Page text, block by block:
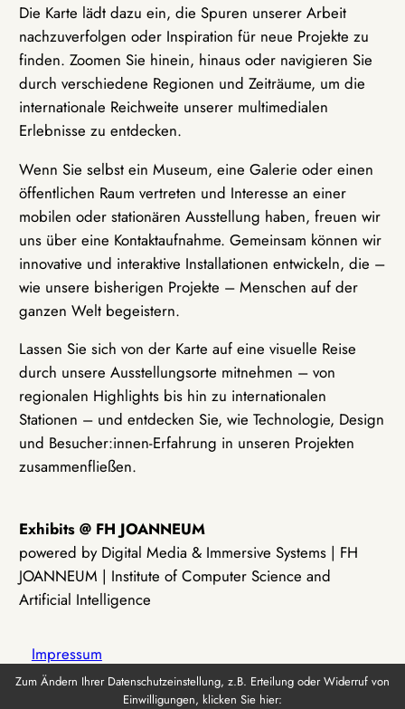
Die Karte lädt dazu ein, die Spuren unserer Arbeit
nachzuverfolgen oder Inspiration für neue Projekte zu
finden. Zoomen Sie hinein, hinaus oder navigieren Sie
durch verschiedene Regionen und Zeiträume, um die
internationale Reichweite unserer multimedialen
Erlebnisse zu entdecken.
Wenn Sie selbst ein Museum, eine Galerie oder einen
öffentlichen Raum vertreten und Interesse an einer
mobilen oder stationären Ausstellung haben, freuen wir
uns über eine Kontaktaufnahme. Gemeinsam können wir
innovative und interaktive Installationen entwickeln, die –
wie unsere bisherigen Projekte – Menschen auf der
ganzen Welt begeistern.
Lassen Sie sich von der Karte auf eine visuelle Reise
durch unsere Ausstellungsorte mitnehmen – von
regionalen Highlights bis hin zu internationalen
Stationen – und entdecken Sie, wie Technologie, Design
und Besucher:innen-Erfahrung in unseren Projekten
zusammenfließen.
Exhibits @ FH JOANNEUM
powered by Digital Media & Immersive Systems | FH
JOANNEUM | Institute of Computer Science and
Artificial Intelligence
Impressum
Zum Ändern Ihrer Datenschutzeinstellung, z.B. Erteilung oder Widerruf von
Einwilligungen, klicken Sie hier: